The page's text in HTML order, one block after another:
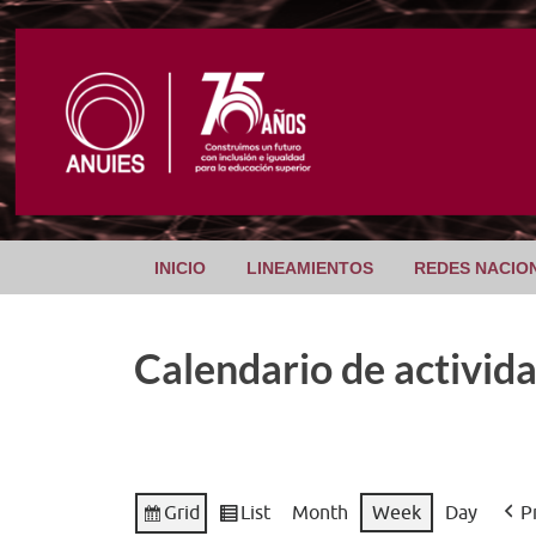
INICIO LINEAMIENTOS REDES
Calendario de
View
Grid
View
List Month Week Day